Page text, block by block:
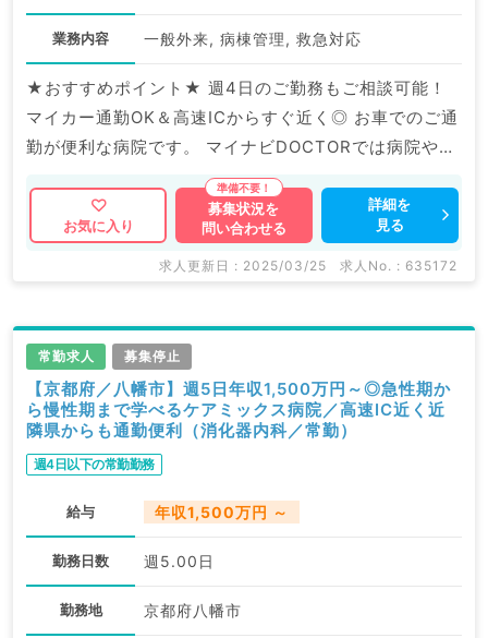
業務内容 一般外来, 病棟管理, 救急対応
★おすすめポイント★ 週4日のご勤務もご相談可能！
マイカー通勤OK＆高速ICからすぐ近く◎ お車でのご通
勤が便利な病院です。 マイナビDOCTORでは病院やク
リニックなどの医療機関求人はもちろんのこと、 産業
医等の企業系求人も多数扱っています。 求人内容の詳
細等はお気軽にお問合せ下さい。
お気に入り
募集状況を
問い合わせる
詳細を
見る
求人更新日 : 2025/03/25 求人No. : 635172
常勤求人 募集停止
【京都府／八幡市】週5日年収1,500万円～◎急性期か
ら慢性期まで学べるケアミックス病院／高速IC近く近
隣県からも通勤便利（消化器内科／常勤）
週4日以下の常勤勤務
給与 年収1,500万円 ～
勤務日数 週5.00日
勤務地 京都府八幡市